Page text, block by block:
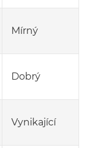
Mírný
Dobrý
Vynikající